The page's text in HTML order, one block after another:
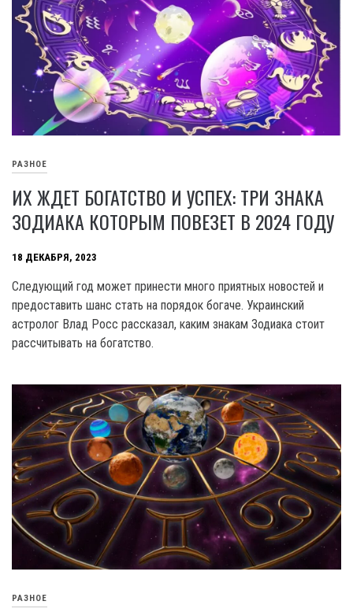
РАЗНОЕ
ИХ ЖДЕТ БОГАТСТВО И УСПЕХ: ТРИ ЗНАКА
ЗОДИАКА КОТОРЫМ ПОВЕЗЕТ В 2024 ГОДУ
18 ДЕКАБРЯ, 2023
Следующий год может принести много приятных новостей и
предоставить шанс стать на порядок богаче. Украинский
астролог Влад Pocc рассказал, каким знакам Зодиака стоит
рассчитывать на богатство.
РАЗНОЕ